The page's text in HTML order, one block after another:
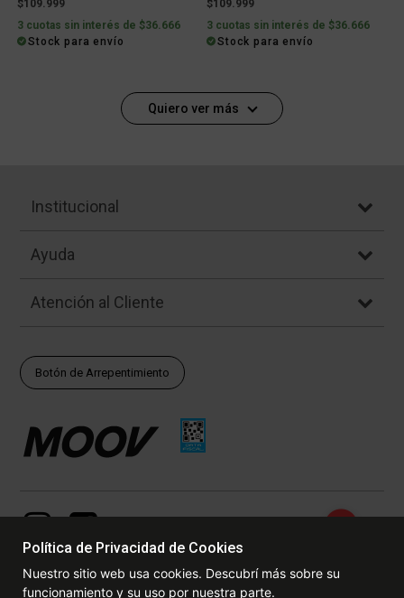
$109.999
3 cuotas sin interés de $36.666
Stock para envío
$109.999
3 cuotas sin interés de $36.666
Stock para envío
Quiero ver más
Institucional
Ayuda
Atención al Cliente
Botón de Arrepentimiento
Política de Privacidad de Cookies
Nuestro sitio web usa cookies. Descubrí más sobre su
funcionamiento y su uso por nuestra parte.